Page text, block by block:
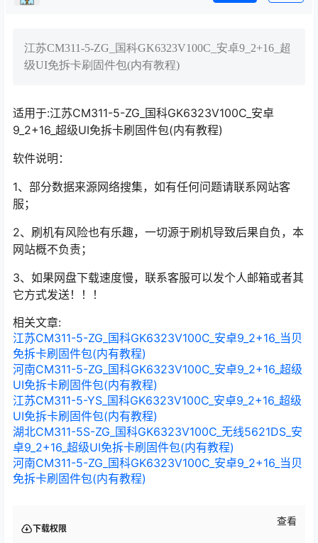
江苏CM311-5-ZG_国科GK6323V100C_安卓9_2+16_超
级UI免拆卡刷固件包(内有教程)
适用于:江苏CM311-5-ZG_国科GK6323V100C_安卓
9_2+16_超级UI免拆卡刷固件包(内有教程)
软件说明：
1、部分数据来源网络搜集，如有任何问题请联系网站客
服；
2、刷机有风险也有乐趣，一切源于刷机导致后果自负，本
网站概不负责；
3、如果网盘下载速度慢，联系客服可以发个人邮箱或者其
它方式发送！！！
相关文章:
江苏CM311-5-ZG_国科GK6323V100C_安卓9_2+16_当贝
免拆卡刷固件包(内有教程)
河南CM311-5-ZG_国科GK6323V100C_安卓9_2+16_超级
UI免拆卡刷固件包(内有教程)
江苏CM311-5-YS_国科GK6323V100C_安卓9_2+16_超级
UI免拆卡刷固件包(内有教程)
湖北CM311-5S-ZG_国科GK6323V100C_无线5621DS_安
卓9_2+16_超级UI免拆卡刷固件包(内有教程)
河南CM311-5-ZG_国科GK6323V100C_安卓9_2+16_当贝
免拆卡刷固件包(内有教程)
下载权限
查看